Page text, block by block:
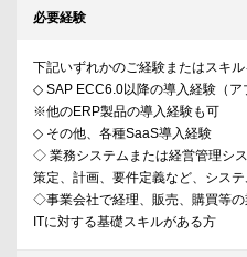
必要経験
下記いずれかのご経験またはスキ
◇ SAP ECC6.0以降の導入経験（ア
※他のERP製品の導入経験も可
◇ その他、各種SaaS導入経験
◇ 業務システムまたは経営管理シ
策定、計画、要件定義など、シス
◇事業会社で経理、販売、購買等の
ITに対する基礎スキルがある方